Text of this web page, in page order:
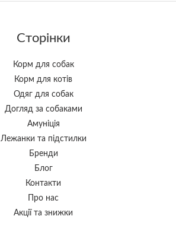
Сторінки
Корм для собак
Корм для котів
Одяг для собак
Догляд за собаками
Амуніція
Лежанки та підстилки
Бренди
Блог
Контакти
Про нас
Акції та знижки